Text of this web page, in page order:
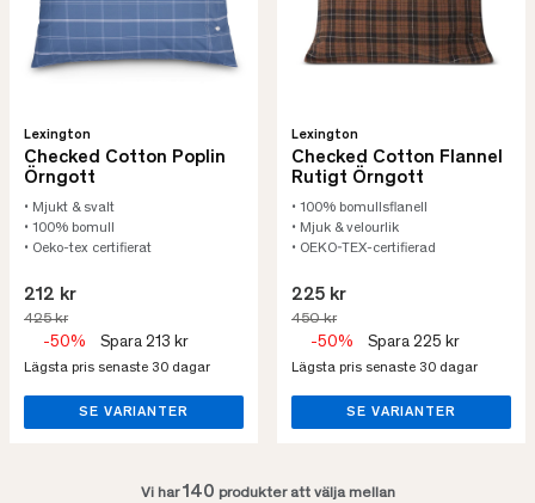
Lexington
Checked Cotton Poplin
Örngott
• Mjukt & svalt
• 100% bomull
• Oeko-tex certifierat
212 kr
425 kr
-50% Spara 213 kr
Lägsta pris senaste 30 dagar
SE VARIANTER
Lexington
Checked Cotton Flannel
Rutigt Örngott
• 100% bomullsflanell
• Mjuk & velourlik
• OEKO-TEX-certifierad
225 kr
450 kr
-50% Spara 225 kr
Lägsta pris senaste 30 dagar
SE VARIANTER
Vi har140 produkter att välja mellan